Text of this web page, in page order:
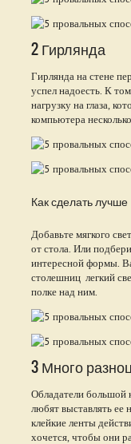
2 Гирлянда
Гирлянда на стене
успел надоесть. К
нагрузку на глаза,
компьютера
Как сделать лучше
Добавьте мягкого
от стола. Или
интересной формы.
столешниц легкий
полке над ним.
3 Много
Обладатели большой
любят выставлять
клейкие ленты
хочется, чтобы они